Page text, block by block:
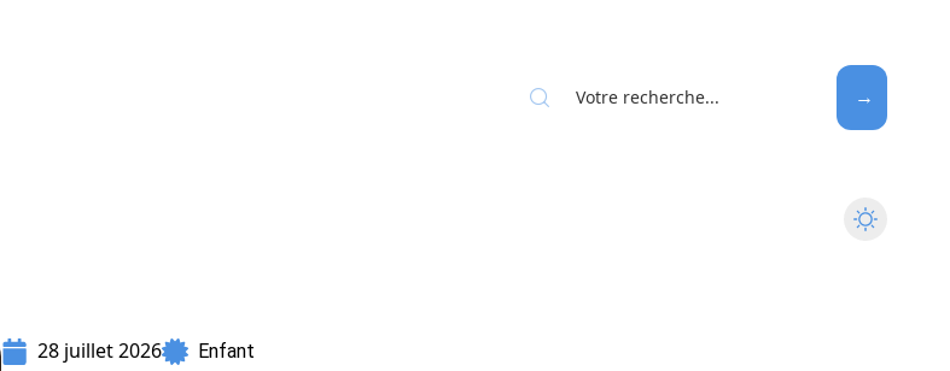
28 juillet 2026 Enfant